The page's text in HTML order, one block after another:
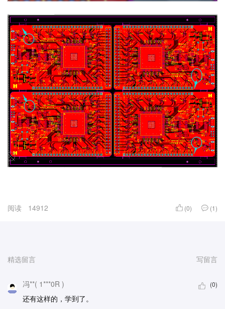
阅读 14912 (0) (1)
精选留言 写留言
冯**( 1***0R ) (0)
还有这样的，学到了。